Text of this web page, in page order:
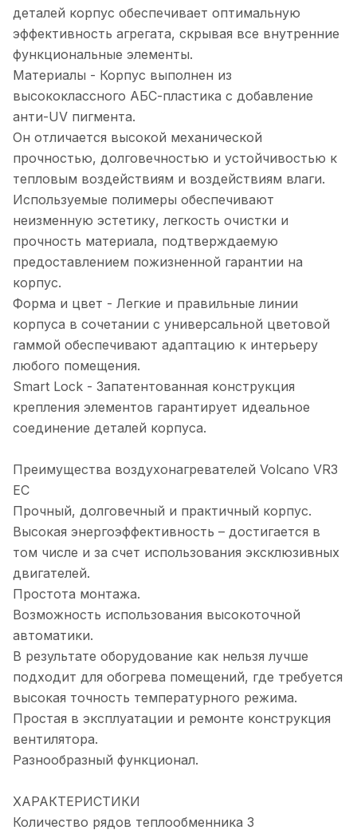
деталей корпус обеспечивает оптимальную
эффективность агрегата, скрывая все внутренние
функциональные элементы.
Материалы - Корпус выполнен из
высококлассного АБС-пластика с добавление
анти-UV пигмента.
Он отличается высокой механической
прочностью, долговечностью и устойчивостью к
тепловым воздействиям и воздействиям влаги.
Используемые полимеры обеспечивают
неизменную эстетику, легкость очистки и
прочность материала, подтверждаемую
предоставлением пожизненной гарантии на
корпус.
Форма и цвет - Легкие и правильные линии
корпуса в сочетании с универсальной цветовой
гаммой обеспечивают адаптацию к интерьеру
любого помещения.
Smart Lock - Запатентованная конструкция
крепления элементов гарантирует идеальное
соединение деталей корпуса.
Преимущества воздухонагревателей Volcano VR3
EC
Прочный, долговечный и практичный корпус.
Высокая энергоэффективность – достигается в
том числе и за счет использования эксклюзивных
двигателей.
Простота монтажа.
Возможность использования высокоточной
автоматики.
В результате оборудование как нельзя лучше
подходит для обогрева помещений, где требуется
высокая точность температурного режима.
Простая в эксплуатации и ремонте конструкция
вентилятора.
Разнообразный функционал.
ХАРАКТЕРИСТИКИ
Количество рядов теплообменника 3